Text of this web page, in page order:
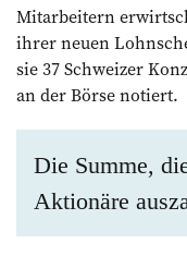
Mitarbeitern
ihrer neuen
sie 37 Schweizer
an der Börse notiert.
Die Summe,
Aktionäre